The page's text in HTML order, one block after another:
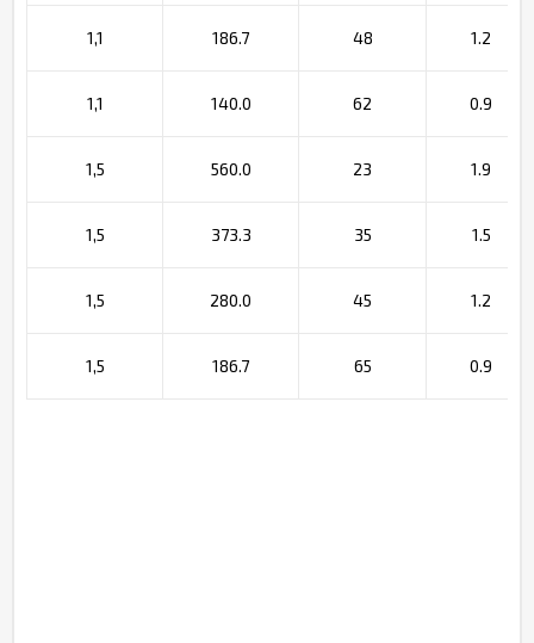
1,1 186.7 48 1.2
1,1 140.0 62 0.9
1,5 560.0 23 1.9
1,5 373.3 35 1.5
1,5 280.0 45 1.2
1,5 186.7 65 0.9